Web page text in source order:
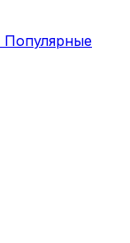
Популярные